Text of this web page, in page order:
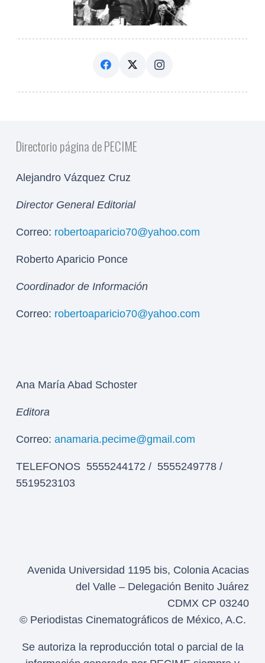
Directorio página de PECIME
Alejandro Vázquez Cruz
Director General Editorial
Correo: robertoaparicio70@yahoo.com
Roberto Aparicio Ponce
Coordinador de Información
Correo: robertoaparicio70@yahoo.com
Ana María Abad Schoster
Editora
Correo: anamaria.pecime@gmail.com
TELEFONOS 5555244172 / 5555249778 /
5519523103
Avenida Universidad 1195 bis, Colonia Acacias
del Valle – Delegación Benito Juárez
CDMX CP 03240
© Periodistas Cinematográficos de México, A.C.
Se autoriza la reproducción total o parcial de la